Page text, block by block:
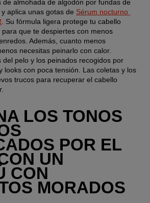
de almohada de algodón por fundas de
aplica unas gotas de Sérum nocturno
. Su fórmula ligera protege tu cabello
que te despiertes con menos
Además, cuanto menos
necesitas peinarlo con calor.
del pelo y los peinados recogidos por
looks con poca tensión. Las coletas y los
trucos para recuperar el cabello
LOS TONOS
POR EL
UN
CON
MORADOS